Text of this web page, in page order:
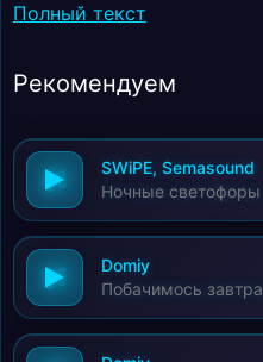
Усього не облетіли;
Напитися висоти;
Коли тяжко іти;
Рівними, не рівними;
Рідними дорогами;
Рідними порогами;
До мами, тата ми;
Рівними, не рівними;
Рідними дорогами;
Рівними, не рівними;
Полный текст
Рекомендуем
SWiPE, Semasound
Ночные светофоры
Domiy
Побачимось завтра